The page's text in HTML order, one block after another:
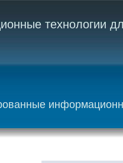
технологии